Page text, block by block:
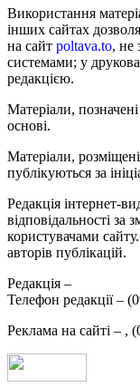
Використання
інших сайтах
на сайт poltava.to, не
системами; у
редакцією.
Матеріали,
основі.
Матеріали,
публікуються за
Редакція інтернет-
відповідальності за
користувачами
авторів публікацій.
Редакція –
Телефон редакції –
Реклама на сайті – ,